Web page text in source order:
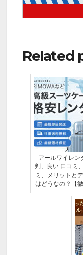
Related
アールワイレン
判、良い 口コミ
ミ、メリットと
はどうなの？【徹